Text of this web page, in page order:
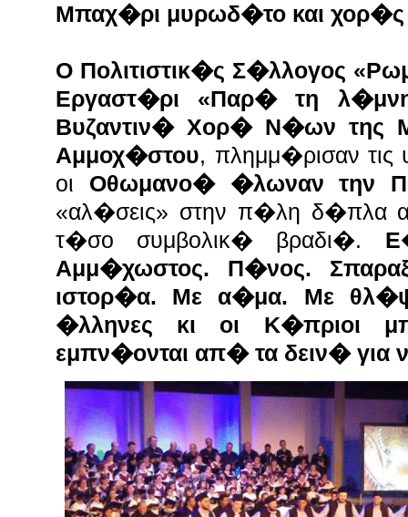
Μπαχ�ρι μυρωδ�το και
Ο Πολιτιστικ�ς Σ�λλογος
Εργαστ�ρι «Παρ� τη
Βυζαντιν� Χορ� Ν�ων της
Αμμοχ�στου, πλημμ�ρισαν
οι Οθωμανο� �λωναν την
«αλ�σεις» στην π�λη δ�πλα
τ�σο συμβολικ� βραδι�.
Αμμ�χωστος. Π�νος.
ιστορ�α. Με α�μα. Με
�λληνες κι οι Κ�πριοι
εμπν�ονται απ� τα δειν� για